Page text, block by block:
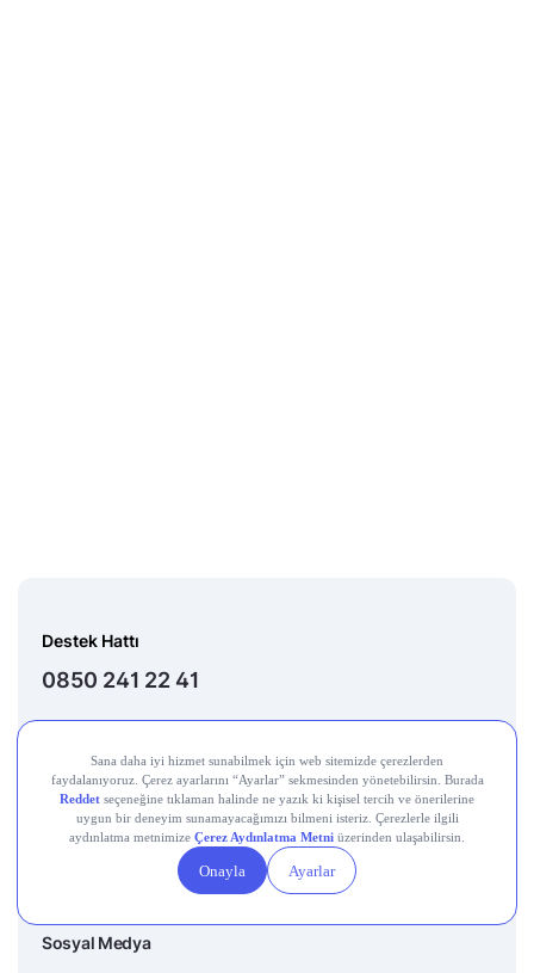
Destek Hattı
0850 241 22 41
Altunizade Mah. İnci Çıkmazı Sokak No:3 Daire:3
Üsküdar İstanbul
E-mail
destek@getmidas.com
Sosyal Medya